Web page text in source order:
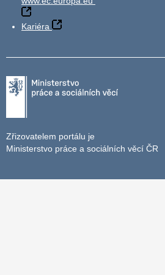
Kariéra
Zřizovatelem portálu je
Ministerstvo práce a sociálních věcí ČR